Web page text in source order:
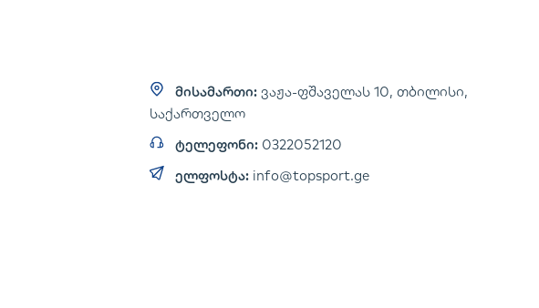
მისამართი: ვაჟა-ფშაველას 10, თბილისი,
საქართველო
ტელეფონი: 0322052120
ელფოსტა: info@topsport.ge